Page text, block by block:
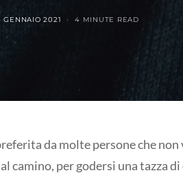
GENNAIO 2021 4 MINUTE READ
da molte persone che non
camino, per godersi una tazza